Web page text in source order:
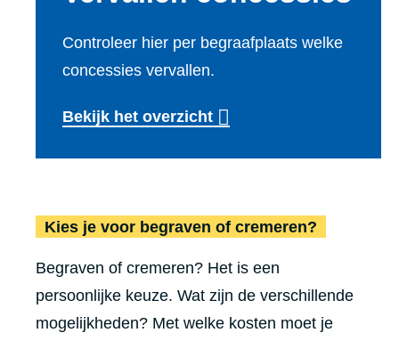
Controleer hier per begraafplaats welke
concessies vervallen.
Bekijk het overzicht
Kies je voor begraven of cremeren?
Begraven of cremeren? Het is een
persoonlijke keuze. Wat zijn de verschillende
mogelijkheden? Met welke kosten moet je